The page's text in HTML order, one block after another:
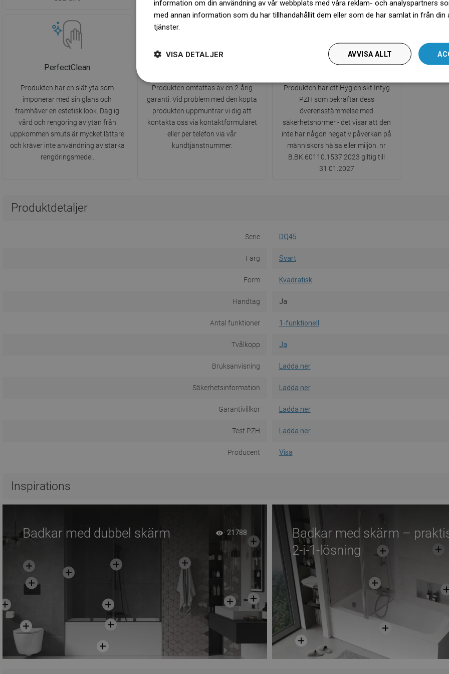
PerfectClean
Produkten har en slät yta som
imponerar med sin glans och
framhäver en estetisk look. Daglig
vård och rengöring av ytan från
uppkommen smuts är mycket lättare
och kräver inte användning av starka
rengöringsmedel.
Produkten omfattas av en 2-årig
garanti. Vid problem med den köpta
produkten uppmuntrar vi dig att
kontakta oss via kontaktformuläret
eller per telefon via vår
kundtjänstnummer.
Hygieniskt Intyg PZH
Produkten har ett Hygieniskt Intyg
PZH som bekräftar dess
överensstämmelse med
säkerhetsnormer - det visar att den
inte har någon negativ påverkan på
människors hälsa eller miljön. nr
B.BK.60110.1537.2023 giltig till
31.01.2027
Produktdetaljer
Serie DQ45
Färg Svart
Form Kvadratisk
Handtag Ja
Antal funktioner 1-funktionell
Tvålkopp Ja
Bruksanvisning Ladda ner
Säkerhetsinformation Ladda ner
Garantivillkor Ladda ner
Test PZH Ladda ner
Producent Visa
Inspirations
Badkar med dubbel skärm 21788
Badkar med skärm –
2-i-1-lösning
information om din användning av vår webbplats med våra reklam- och analyspartners
med annan information som du har tillhandahållit dem eller som de har samlat in från din
tjänster.
AVVISA ALLT
VISA DETALJER